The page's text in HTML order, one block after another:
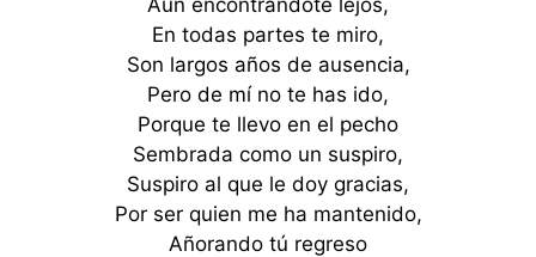
En todas partes te miro,
Son largos años de ausencia,
Pero de mí no te has ido,
Porque te llevo en el pecho
Sembrada como un suspiro,
Suspiro al que le doy gracias,
Por ser quien me ha mantenido,
Añorando tú regreso